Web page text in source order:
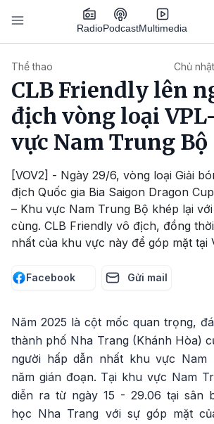
Nhảy đến nội dung
RadioPodcastMultimedia
Thể thao Chủ
CLB Friendly lên
địch vòng loại
vực Nam Trung Bộ
[VOV2] - Ngày 29/6, vòng loại Giải
địch Quốc gia Bia Saigon Dragon
– Khu vực Nam Trung Bộ khép lại
cùng. CLB Friendly vô địch, đồng
nhất của khu vực này để góp mặt tại
Facebook Gửi mail
Năm 2025 là cột mốc quan trọng,
thành phố Nha Trang (Khánh Hòa)
người hấp dẫn nhất khu vực Nam
năm gián đoạn. Tại khu vực Nam
diễn ra từ ngày 15 - 29.06 tại sân
học Nha Trang với sự góp mặt